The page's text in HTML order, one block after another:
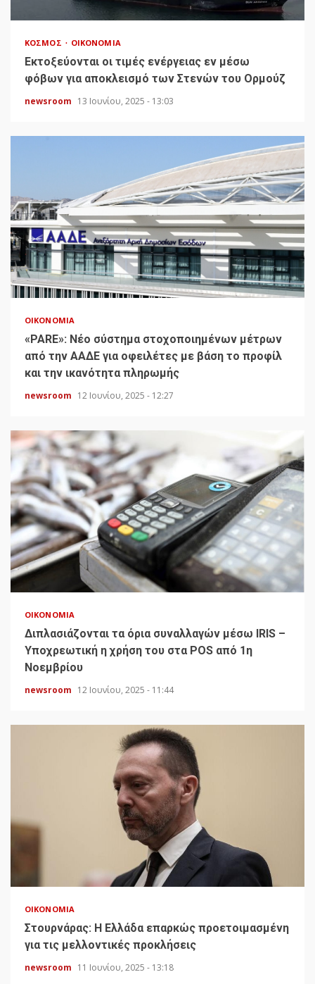
ΚΌΣΜΟΣ ΟΙΚΟΝΟΜΊΑ
Εκτοξεύονται οι τιμές ενέργειας εν μέσω
φόβων για αποκλεισμό των Στενών του Ορμούζ
newsroom 13 Ιουνίου, 2025 - 13:03
ΟΙΚΟΝΟΜΊΑ
«PARE»: Νέο σύστημα στοχοποιημένων μέτρων
από την ΑΑΔΕ για οφειλέτες με βάση το προφίλ
και την ικανότητα πληρωμής
newsroom 12 Ιουνίου, 2025 - 12:27
ΟΙΚΟΝΟΜΊΑ
Διπλασιάζονται τα όρια συναλλαγών μέσω IRIS –
Υποχρεωτική η χρήση του στα POS από 1η
Νοεμβρίου
newsroom 12 Ιουνίου, 2025 - 11:44
ΟΙΚΟΝΟΜΊΑ
Στουρνάρας: Η Ελλάδα επαρκώς προετοιμασμένη
για τις μελλοντικές προκλήσεις
newsroom 11 Ιουνίου, 2025 - 13:18